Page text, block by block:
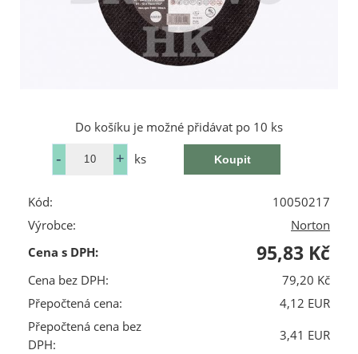
Do košíku je možné přidávat po 10 ks
ks
Kód:
10050217
Výrobce:
Norton
Cena s DPH:
95,83 Kč
Cena bez DPH:
79,20 Kč
Přepočtená cena:
4,12 EUR
Přepočtená cena bez
DPH:
3,41 EUR